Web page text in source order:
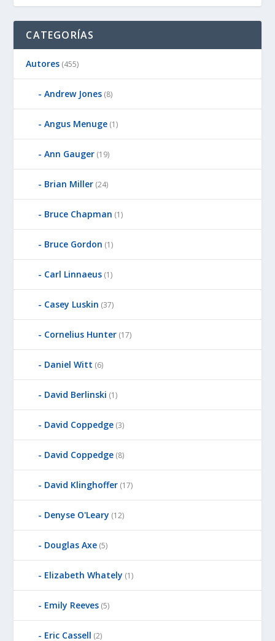
CATEGORÍAS
Autores (455)
Andrew Jones (8)
Angus Menuge (1)
Ann Gauger (19)
Brian Miller (24)
Bruce Chapman (1)
Bruce Gordon (1)
Carl Linnaeus (1)
Casey Luskin (37)
Cornelius Hunter (17)
Daniel Witt (6)
David Berlinski (1)
David Coppedge (3)
David Coppedge (8)
David Klinghoffer (17)
Denyse O'Leary (12)
Douglas Axe (5)
Elizabeth Whately (1)
Emily Reeves (5)
Eric Cassell (2)